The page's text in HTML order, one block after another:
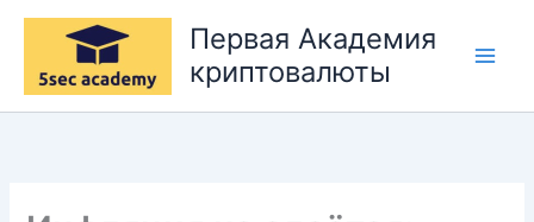
Перейти
содержимому
Первая Академия
криптовалюты